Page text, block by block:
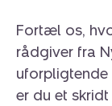
Fortæl os,
rådgiver fra
uforpligtende
er du et